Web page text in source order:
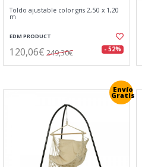
Toldo ajustable color gris 2,50 x 1,20
m
EDM PRODUCT
120,06€ 249,30€ - 52%
Envío
Gratis